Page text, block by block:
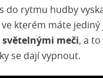
do rytmu hudby
kterém máte
světelnými meči, a
se dají vypnout.